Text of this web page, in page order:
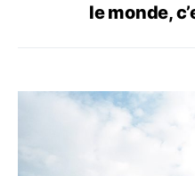
le monde,